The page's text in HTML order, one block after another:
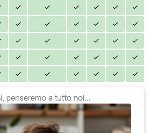
✓ ✓ ✓ ✓ ✓
✓
✓ ✓ ✓ ✓ ✓
✓
✓ ✓ ✓ ✓ ✓
✓
✓ ✓ ✓ ✓ ✓
✓
✓ ✓ ✓ ✓ ✓ ✓
penseremo a tutto noi...